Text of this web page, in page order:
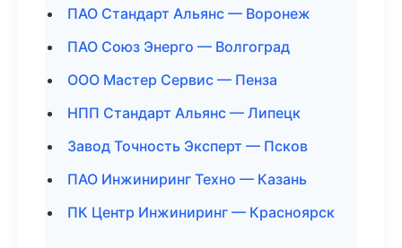
ПАО Стандарт Альянс — Воронеж
ПАО Союз Энерго — Волгоград
ООО Мастер Сервис — Пенза
НПП Стандарт Альянс — Липецк
Завод Точность Эксперт — Псков
ПАО Инжиниринг Техно — Казань
ПК Центр Инжиниринг — Красноярск